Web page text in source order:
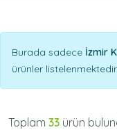
Burada sadece İzmir
ürünler listelenmektedir.
Toplam 33 ürün